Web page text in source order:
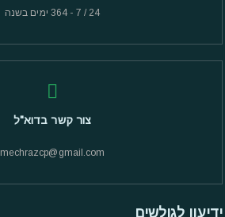
24 / 7 - 364 ימים בשנה
צור קשר בדוא"ל
mechrazcp@gmail.com
ידיעון לגולשים